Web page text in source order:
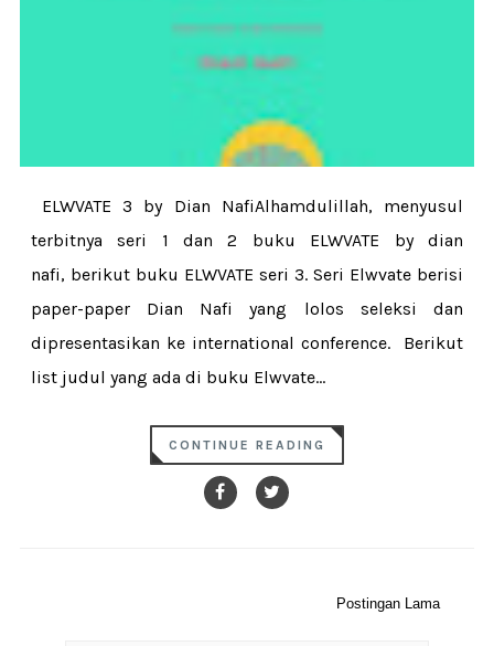
ELWVATE 3 by Dian NafiAlhamdulillah, menyusul
terbitnya seri 1 dan 2 buku ELWVATE by dian
nafi, berikut buku ELWVATE seri 3. Seri Elwvate berisi
paper-paper Dian Nafi yang lolos seleksi dan
dipresentasikan ke international conference. Berikut
list judul yang ada di buku Elwvate...
CONTINUE READING
Postingan Lama